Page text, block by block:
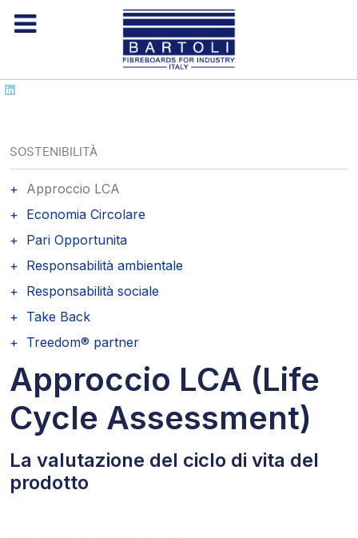
SOSTENIBILITÀ
Approccio LCA
Economia Circolare
Pari Opportunita
Responsabilità ambientale
Responsabilità sociale
Take Back
Treedom® partner
Approccio LCA (Life
Cycle Assessment)
La valutazione del ciclo di vita del
prodotto